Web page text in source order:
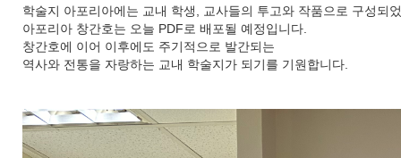
학술지 아포리아에는 교내 학생, 교사들의 투고와 작품으로 구성되
아포리아 창간호는 오늘 PDF로 배포될 예정입니다.
창간호에 이어 이후에도 주기적으로 발간되는
역사와 전통을 자랑하는 교내 학술지가 되기를 기원합니다.